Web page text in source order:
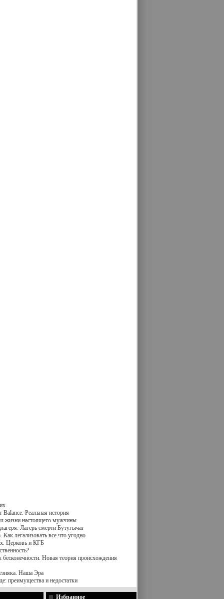
Balance. Реальная история
жизни настоящего мужчины
Лагерь смерти Бутугычаг
легализовать все что угодно
Церковь и КГБ
бесконечности. Новая теория происхождения
Наша Эра
преимущества и недостатки
Избранное